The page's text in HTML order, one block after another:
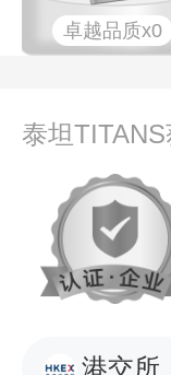
卓越品质x0
泰坦
港交所